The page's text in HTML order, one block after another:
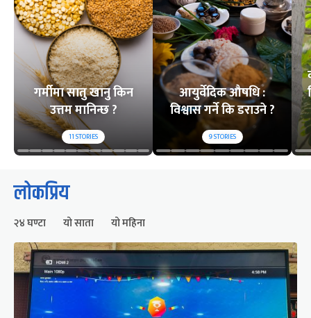
गर्मीमा सातु खानु किन
उत्तम मानिन्छ ?
11STORIES
आयुर्वेदिक औषधि :
विश्वास गर्ने कि डराउने ?
9STORIES
लोकप्रिय
२४ घण्टा यो साता यो महिना